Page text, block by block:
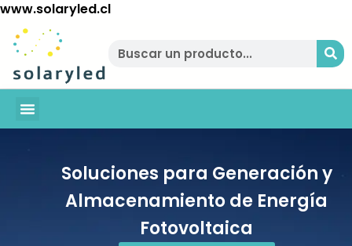
www.solaryled.cl
Soluciones para Generación y
Almacenamiento de Energía
Fotovoltaica